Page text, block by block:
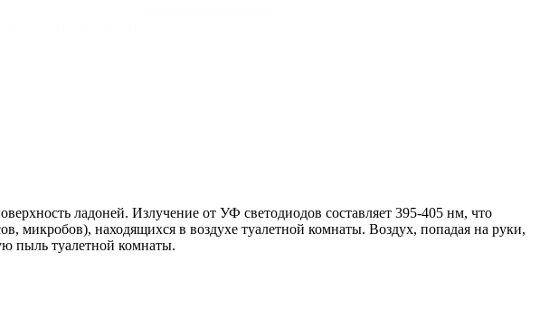
ладоней. Излучение от УФ светодиодов составляет 395-405 нм, что
микробов), находящихся в воздухе туалетной комнаты. Воздух, попадая на руки,
пыль туалетной комнаты.